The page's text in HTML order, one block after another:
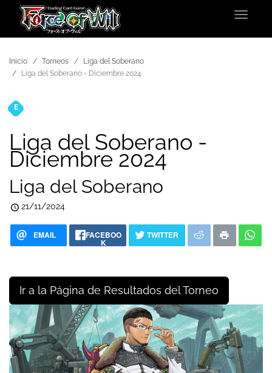
Toggle
Inicio Torneos
Liga del Soberano
Liga del Soberano - Diciembre 2024
E
Liga del Soberano -
Diciembre 2024
Liga del Soberano
21/11/2024
EMAIL FACEBOO
K
TWITTER
Ir a la Página de Resultados del Torneo